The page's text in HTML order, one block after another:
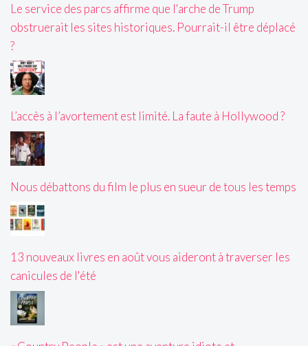
Le service des parcs affirme que l'arche de Trump
obstruerait les sites historiques. Pourrait-il être déplacé
?
L’accès à l’avortement est limité. La faute à Hollywood ?
Nous débattons du film le plus en sueur de tous les temps
13 nouveaux livres en août vous aideront à traverser les
canicules de l'été